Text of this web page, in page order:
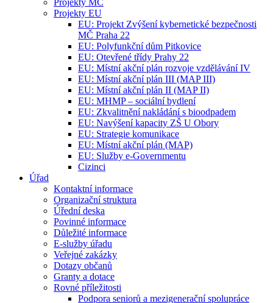
Projekty MČ
Projekty EU
EU: Projekt Zvýšení kybernetické bezpečnosti
MČ Praha 22
EU: Polyfunkční dům Pitkovice
EU: Otevřené třídy Prahy 22
EU: Místní akční plán rozvoje vzdělávání IV
EU: Místní akční plán III (MAP III)
EU: Místní akční plán II (MAP II)
EU: MHMP – sociální bydlení
EU: Zkvalitnění nakládání s bioodpadem
EU: Navýšení kapacity ZŠ U Obory
EU: Strategie komunikace
EU: Místní akční plán (MAP)
EU: Služby e-Governmentu
Cizinci
Úřad
Kontaktní informace
Organizační struktura
Úřední deska
Povinné informace
Důležité informace
E-služby úřadu
Veřejné zakázky
Dotazy občanů
Granty a dotace
Rovné příležitosti
Podpora seniorů a mezigenerační spolupráce